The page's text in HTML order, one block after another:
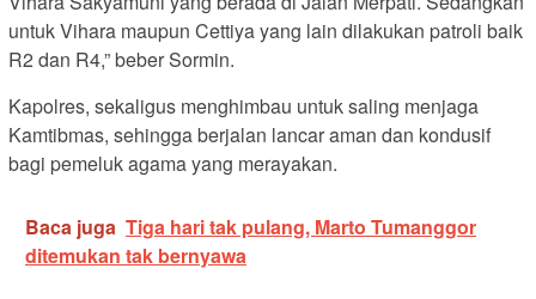
untuk Vihara maupun Cettiya yang lain dilakukan patroli baik
R2 dan R4,” beber Sormin.
Kapolres, sekaligus menghimbau untuk saling menjaga
Kamtibmas, sehingga berjalan lancar aman dan kondusif
bagi pemeluk agama yang merayakan.
Baca juga Tiga hari tak pulang, Marto Tumanggor
ditemukan tak bernyawa